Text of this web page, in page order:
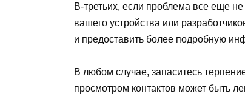
В-третьих, если проблема все еще
вашего устройства или
и предоставить более подробную
В любом случае, запаситесь
просмотром контактов может быть